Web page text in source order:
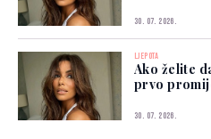
30. 07. 2026.
LJEPOTA
Ako želite
prvo
30. 07. 2026.